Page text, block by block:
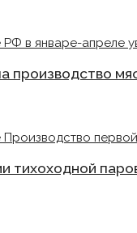
производство
тихоходной